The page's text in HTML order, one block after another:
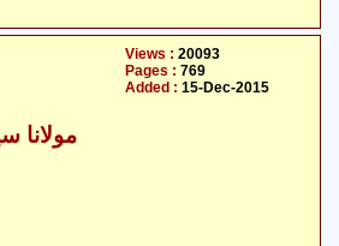
Views : 20093
Pages : 769
Added : 15-Dec-2015